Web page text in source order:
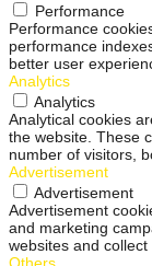
Performance
Performance
performance
better user
Analytics
Analytics
Analytical cookies
the website. These
number of visitors,
Advertisement
Advertisement
Advertisement
and marketing
websites and